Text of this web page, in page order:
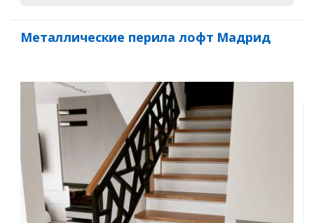
Металлические перила лофт Мадрид